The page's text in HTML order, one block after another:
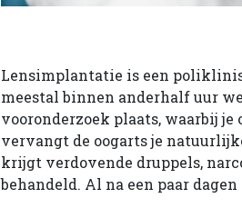
Lensimplantatie is een
meestal binnen anderhalf uur
vooronderzoek plaats, waarbij
vervangt de oogarts je
krijgt verdovende druppels,
behandeld. Al na een paar